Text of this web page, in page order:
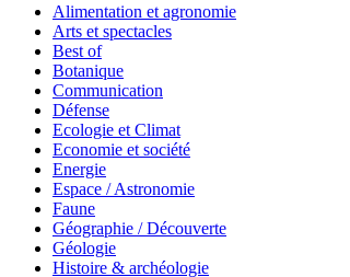
Alimentation et agronomie
Arts et spectacles
Best of
Botanique
Communication
Défense
Ecologie et Climat
Economie et société
Energie
Espace / Astronomie
Faune
Géographie / Découverte
Géologie
Histoire & archéologie